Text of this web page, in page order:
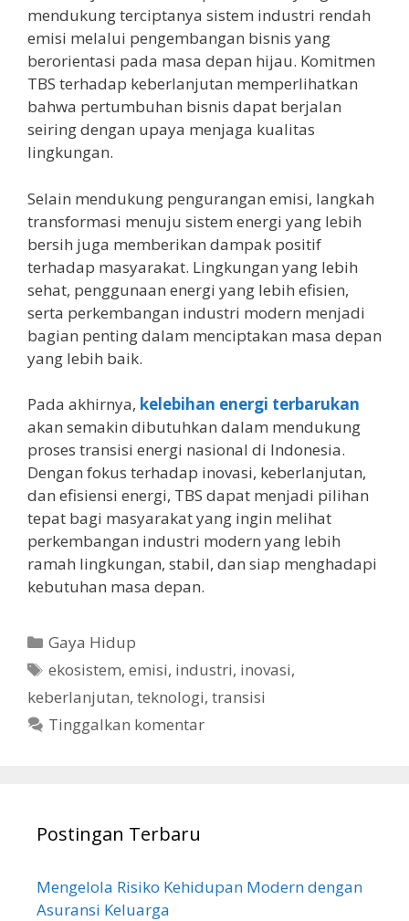
mendukung terciptanya sistem industri rendah
emisi melalui pengembangan bisnis yang
berorientasi pada masa depan hijau. Komitmen
TBS terhadap keberlanjutan memperlihatkan
bahwa pertumbuhan bisnis dapat berjalan
seiring dengan upaya menjaga kualitas
lingkungan.
Selain mendukung pengurangan emisi, langkah
transformasi menuju sistem energi yang lebih
bersih juga memberikan dampak positif
terhadap masyarakat. Lingkungan yang lebih
sehat, penggunaan energi yang lebih efisien,
serta perkembangan industri modern menjadi
bagian penting dalam menciptakan masa depan
yang lebih baik.
Pada akhirnya, kelebihan energi terbarukan
akan semakin dibutuhkan dalam mendukung
proses transisi energi nasional di Indonesia.
Dengan fokus terhadap inovasi, keberlanjutan,
dan efisiensi energi, TBS dapat menjadi pilihan
tepat bagi masyarakat yang ingin melihat
perkembangan industri modern yang lebih
ramah lingkungan, stabil, dan siap menghadapi
kebutuhan masa depan.
Kategori
Gaya Hidup
Tag
ekosistem,emisi, industri, inovasi,
keberlanjutan, teknologi, transisi
Tinggalkan komentar
Postingan Terbaru
Mengelola Risiko Kehidupan Modern dengan
Asuransi Keluarga